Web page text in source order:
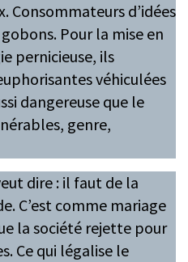
Consommateurs d’idées
Pour la mise en
pernicieuse, ils
véhiculées
dangereuse que le
genre,
dire : il faut de la
C’est comme mariage
la société rejette pour
Ce qui légalise le